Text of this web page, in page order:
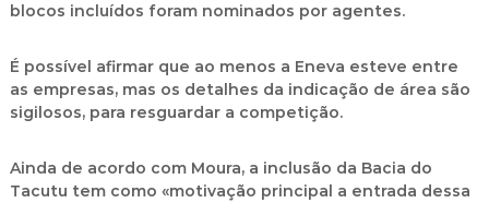
blocos incluídos foram nominados por agentes.
É possível afirmar que ao menos a Eneva esteve entre
as empresas, mas os detalhes da indicação de área são
sigilosos, para resguardar a competição.
Ainda de acordo com Moura, a inclusão da Bacia do
Tacutu tem como «motivação principal a entrada dessa